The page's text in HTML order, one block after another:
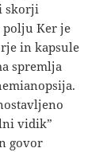
skorji
polju Ker je
in kapsule
spremlja
vidik”
govor